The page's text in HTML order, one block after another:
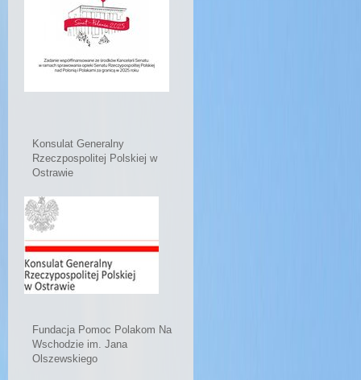
Konsulat Generalny
Rzeczpospolitej Polskiej w
Ostrawie
Fundacja Pomoc Polakom Na
Wschodzie im. Jana
Olszewskiego